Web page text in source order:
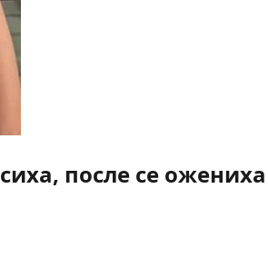
после се